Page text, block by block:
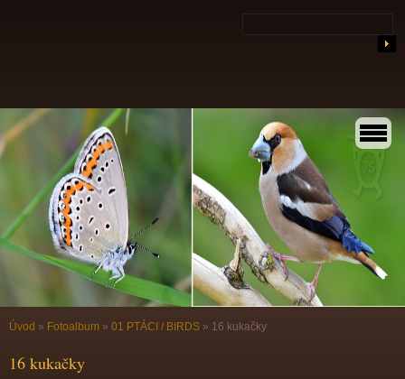
Úvod » Fotoalbum » 01 PTÁCI / BIRDS » 16 kukačky
16 kukačky